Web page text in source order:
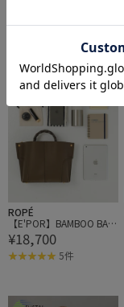
ROPÉ
【E'POR】BAMBOO BAG
Medium【超軽量】
¥18,700
5件